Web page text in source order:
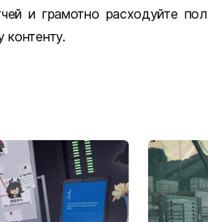
и грамотно расходуйте
контенту.